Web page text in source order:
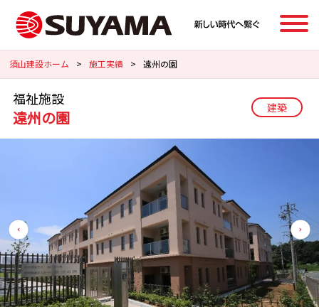
須山建設ホーム > 施工実績 > 遠州の園
福祉施設
遠州の園
建築